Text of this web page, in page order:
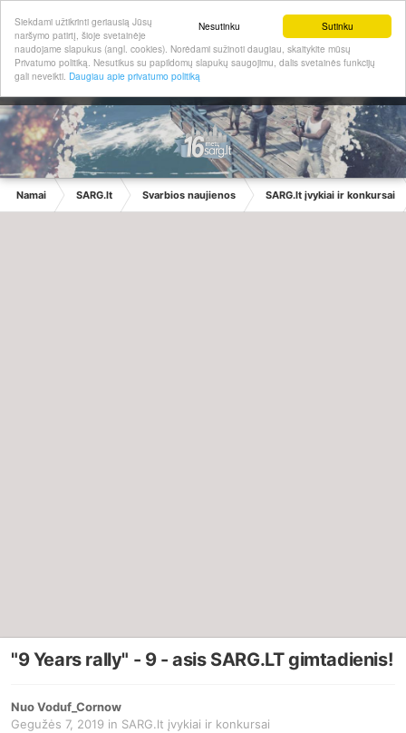
Sutinku
Nesutinku
Siekdami užtikrinti geriausią Jūsų
naršymo patirtį, šioje svetainėje
naudojame slapukus (angl. cookies). Norėdami sužinoti daugiau, skaitykite mūsų
Privatumo politiką. Nesutikus su papildomų slapukų saugojimu, dalis svetainės funkcijų
gali neveikti. Daugiau apie privatumo politiką
Namai SARG.lt Svarbios naujienos SARG.lt įvykiai ir konkursai
"9 Years rally" - 9 - asis SARG.LT gimtadienis!
NuoVoduf_Cornow
Gegužės 7, 2019 in SARG.lt įvykiai ir konkursai